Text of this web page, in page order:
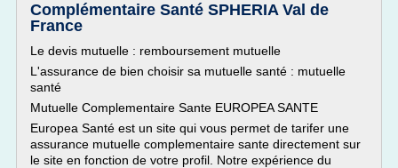
Complémentaire Santé SPHERIA Val de
France
Le devis mutuelle : remboursement mutuelle
L'assurance de bien choisir sa mutuelle santé : mutuelle
santé
Mutuelle Complementaire Sante EUROPEA SANTE
Europea Santé est un site qui vous permet de tarifer une
assurance mutuelle complementaire sante directement sur
le site en fonction de votre profil. Notre expérience du